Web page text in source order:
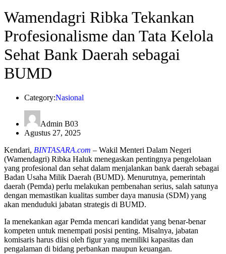
Wamendagri Ribka Tekankan
Profesionalisme dan Tata Kelola
Sehat Bank Daerah sebagai
BUMD
Category:Nasional
Admin B03
Agustus 27, 2025
Kendari, BINTASARA.com – Wakil Menteri Dalam Negeri
(Wamendagri) Ribka Haluk menegaskan pentingnya pengelolaan
yang profesional dan sehat dalam menjalankan bank daerah sebagai
Badan Usaha Milik Daerah (BUMD). Menurutnya, pemerintah
daerah (Pemda) perlu melakukan pembenahan serius, salah satunya
dengan memastikan kualitas sumber daya manusia (SDM) yang
akan menduduki jabatan strategis di BUMD.
Ia menekankan agar Pemda mencari kandidat yang benar-benar
kompeten untuk menempati posisi penting. Misalnya, jabatan
komisaris harus diisi oleh figur yang memiliki kapasitas dan
pengalaman di bidang perbankan maupun keuangan.